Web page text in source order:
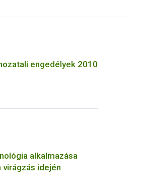
engedélyek 2010
alkalmazása
idején